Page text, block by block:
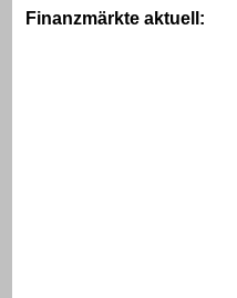
Finanzmärkte aktuell :